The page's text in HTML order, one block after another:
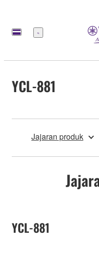
Menu
YCL-881
Jajaran produk
YCL-881